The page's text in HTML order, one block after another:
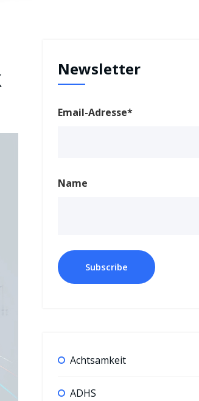
Newsletter
Email-Adresse*
Name
Achtsamkeit
ADHS